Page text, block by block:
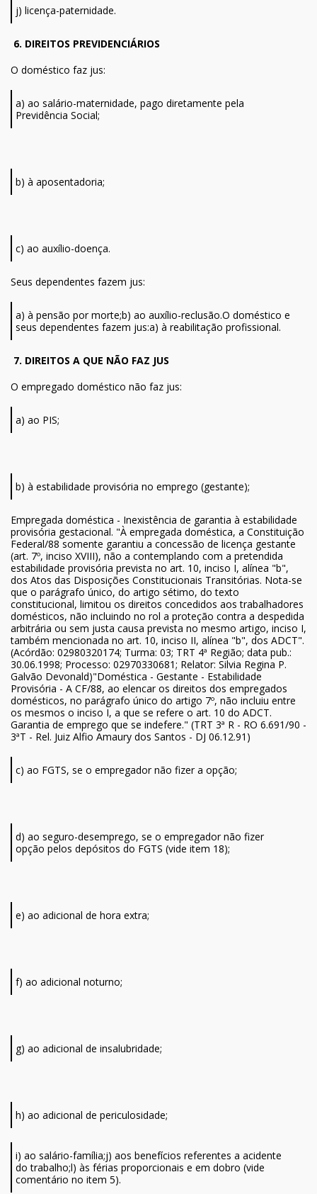
j) licença-paternidade.
6. DIREITOS PREVIDENCIÁRIOS
O doméstico faz jus:
a) ao salário-maternidade, pago diretamente pela
Previdência Social;
b) à aposentadoria;
c) ao auxílio-doença.
Seus dependentes fazem jus:
a) à pensão por morte;b) ao auxílio-reclusão.O doméstico e
seus dependentes fazem jus:a) à reabilitação profissional.
7. DIREITOS A QUE NÃO FAZ JUS
O empregado doméstico não faz jus:
a) ao PIS;
b) à estabilidade provisória no emprego (gestante);
Empregada doméstica - Inexistência de garantia à estabilidade
provisória gestacional. "À empregada doméstica, a Constituição
Federal/88 somente garantiu a concessão de licença gestante
(art. 7º, inciso XVIII), não a contemplando com a pretendida
estabilidade provisória prevista no art. 10, inciso I, alínea "b",
dos Atos das Disposições Constitucionais Transitórias. Nota-se
que o parágrafo único, do artigo sétimo, do texto
constitucional, limitou os direitos concedidos aos trabalhadores
domésticos, não incluindo no rol a proteção contra a despedida
arbitrária ou sem justa causa prevista no mesmo artigo, inciso I,
também mencionada no art. 10, inciso II, alínea "b", dos ADCT".
(Acórdão: 02980320174; Turma: 03; TRT 4ª Região; data pub.:
30.06.1998; Processo: 02970330681; Relator: Silvia Regina P.
Galvão Devonald)"Doméstica - Gestante - Estabilidade
Provisória - A CF/88, ao elencar os direitos dos empregados
domésticos, no parágrafo único do artigo 7º, não incluiu entre
os mesmos o inciso I, a que se refere o art. 10 do ADCT.
Garantia de emprego que se indefere." (TRT 3ª R - RO 6.691/90 -
3ªT - Rel. Juiz Alfio Amaury dos Santos - DJ 06.12.91)
c) ao FGTS, se o empregador não fizer a opção;
d) ao seguro-desemprego, se o empregador não fizer
opção pelos depósitos do FGTS (vide item 18);
e) ao adicional de hora extra;
f) ao adicional noturno;
g) ao adicional de insalubridade;
h) ao adicional de periculosidade;
i) ao salário-família;j) aos benefícios referentes a acidente
do trabalho;l) às férias proporcionais e em dobro (vide
comentário no item 5).